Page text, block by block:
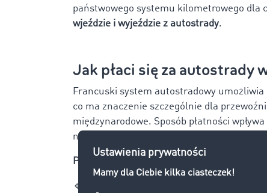
państwowego systemu kilometrowego dla
wjeździe i wyjeździe z autostrady.
Jak płaci się za autostrady
Francuski system autostradowy umożliwia
co ma znaczenie szczególnie dla
międzynarodowe. Sposób płatności
na organizację rozliczeń i czas postoju na
Przewoźnicy mogą korzystać z:
🔹płatności gotówką,